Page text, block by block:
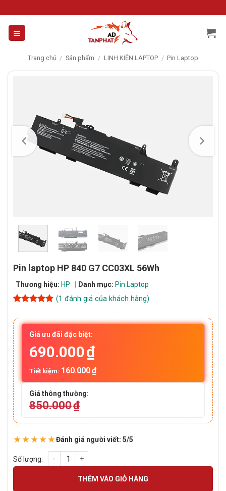
to
content
Trang chủ / Sản phẩm / LINH KIỆN LAPTOP / Pin Laptop
Pin laptop HP 840 G7 CC03XL 56Wh
Thương hiệu: HP Danh mục: Pin Laptop
dựa trên
đánh giá
(1 đánh giá của khách hàng)
Giá ưu đãi đặc biệt:
690.000₫
Tiết kiệm: 160.000₫
Giá thông thường:
850.000₫
★★★★★Đánh giá người viết: 5/5
Pin laptop HP 840 G7 CC03XL 56Wh số lượng
THÊM VÀO GIỎ HÀNG